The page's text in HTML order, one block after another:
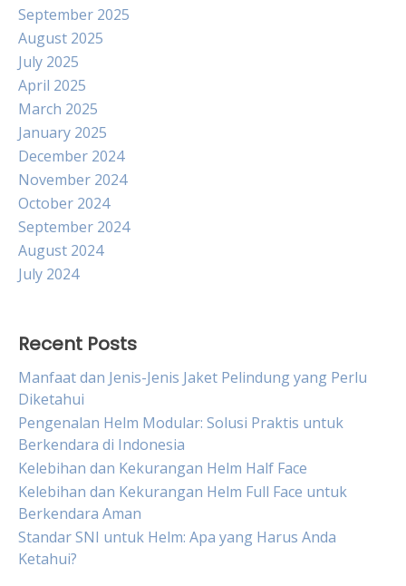
September 2025
August 2025
July 2025
April 2025
March 2025
January 2025
December 2024
November 2024
October 2024
September 2024
August 2024
July 2024
Recent Posts
Manfaat dan Jenis-Jenis Jaket Pelindung yang Perlu
Diketahui
Pengenalan Helm Modular: Solusi Praktis untuk
Berkendara di Indonesia
Kelebihan dan Kekurangan Helm Half Face
Kelebihan dan Kekurangan Helm Full Face untuk
Berkendara Aman
Standar SNI untuk Helm: Apa yang Harus Anda
Ketahui?